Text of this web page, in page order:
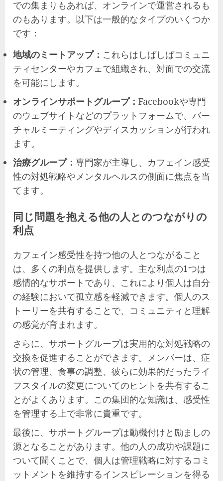
での集まりもあれば、オンラインで運営されるも
のもあります。以下は一般的なタイプのいくつか
です：
地域のミートアップ： これらはしばしばコミュニ
ティセンターやカフェで組織され、対面での交流
を可能にします。
オンラインサポートグループ： Facebookや専門
のウェブサイトなどのプラットフォームで、バー
チャルミーティングやディスカッションが行われ
ます。
治療グループ： 専門家が主導し、カフェイン感受
性の対処戦略やメンタルヘルスの側面に焦点を当
てます。
同じ問題を抱える他の人とのつながりの
利点
カフェイン感受性を持つ他の人とつながること
は、多くの利点を提供します。主な利点の1つは
感情的なサポートであり、これにより個人は自分
の経験において孤立感を軽減できます。個人のス
トーリーを共有することで、コミュニティと理解
の感覚が育まれます。
さらに、サポートグループは実用的な対処戦略の
交換を促進することができます。メンバーは、症
状の管理、食事の調整、彼らに効果的だったライ
フスタイルの変更についてのヒントを共有するこ
とがよくあります。この集団的な知識は、感受性
を管理する上で非常に貴重です。
最後に、サポートグループは動機付けと励ましの
源となることがあります。他の人の成功や課題に
ついて聞くことで、個人は管理戦略に対するコミ
ットメントを維持するインスピレーションを得る